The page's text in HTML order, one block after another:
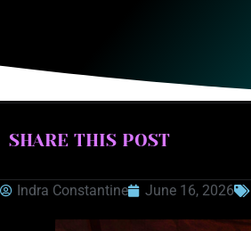
SHARE THIS POST
Indra Constantine June 16, 2026